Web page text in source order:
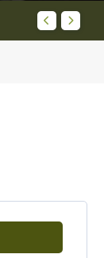
KAAN